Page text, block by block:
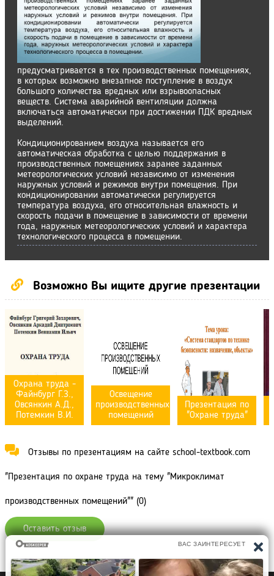
предусматривается в тех производственных помещениях,
в которых возможно внезапное поступление в воздух
большого количества вредных или взрывоопасных
веществ. Система аварийной вентиляции должна
включаться автоматически при достижении ПДК вредных
выделений.
Кондиционированием воздуха называется его
автоматическая обработка с целью поддержания в
производственных помещениях заранее заданных
метеорологических условий независимо от изменения
наружных условий и режимов внутри помещения. При
кондиционировании автоматически регулируется
температура воздуха, его относительная влажность и
скорость подачи в помещение в зависимости от времени
года, наружных метеорологических условий и характера
технологического процесса в помещении.
Возможно Вы ищите другие презентации
Охрана труда -
Файнбург Г.З.,
Овсянкин А.Д.,
Потемкин В.И.
Освещение
производственных
помещений
Презентация по
"Охране труда"
Отзывы по презентациям на сайте school-textbook.com
"Презентация по охране труда на тему "Микроклимат
производственных помещений"" (0)
Оставить отзыв